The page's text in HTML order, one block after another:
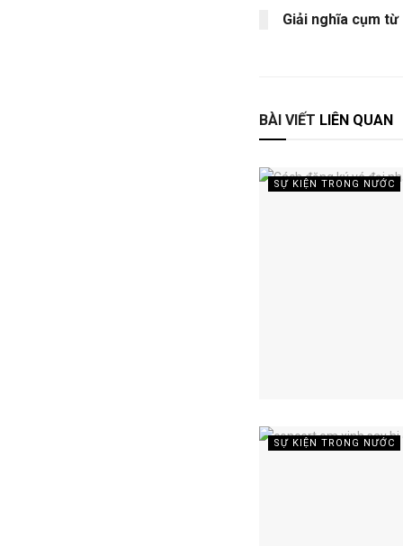
Giải nghĩa cụm
BÀI VIẾT LIÊN QUAN
SỰ KIỆN TRONG NƯỚC
SỰ KIỆN TRONG NƯỚC